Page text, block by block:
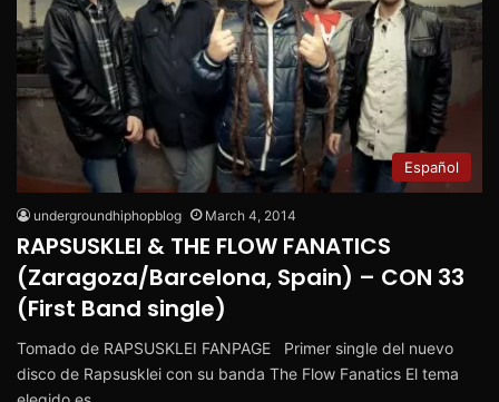
Español
undergroundhiphopblog March 4, 2014
RAPSUSKLEI & THE FLOW FANATICS
(Zaragoza/Barcelona, Spain) – CON 33
(First Band single)
Tomado de RAPSUSKLEI FANPAGE Primer single del nuevo
disco de Rapsusklei con su banda The Flow Fanatics El tema